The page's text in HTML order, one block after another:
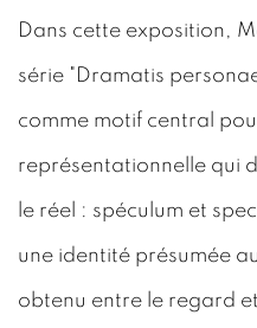
Dans cette exposition,
série "Dramatis
comme motif central
représentationnelle qui
le réel : spéculum et
une identité présumée
obtenu entre le regard